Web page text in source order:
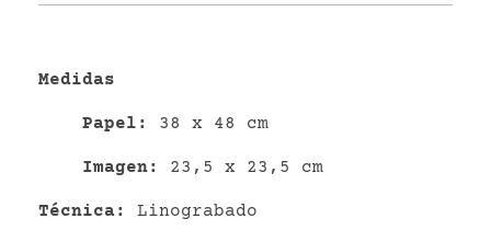
Medidas
Papel : 38 x 48 cm
Imagen: 23,5 x 23,5 cm
Técnica: Linograbado